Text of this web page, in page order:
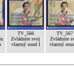
TV_566
Zvládnite svoj
vlastný osud I
TV_567
Zvládnite
vlastný